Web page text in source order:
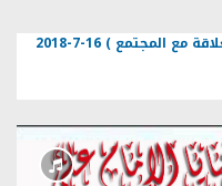
وصايا الأمام على لمالك الأشتر ( أسس العلاقة مع المجتمع ) 16-7-2018